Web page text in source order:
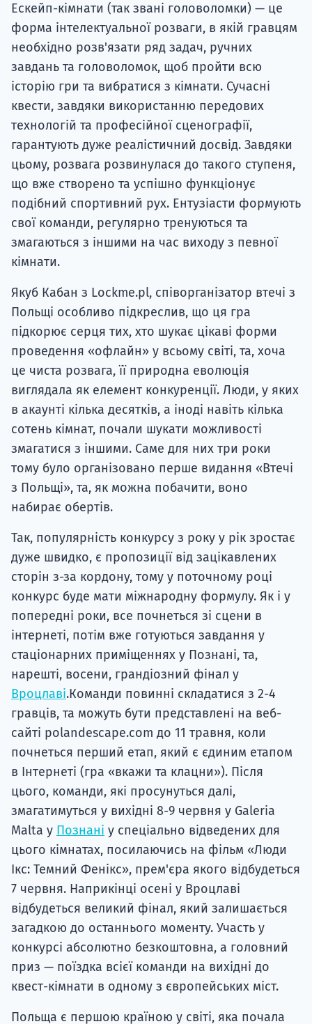
Ескейп-кімнати (так звані головоломки) — це
форма інтелектуальної розваги, в якій гравцям
необхідно розв'язати ряд задач, ручних
завдань та головоломок, щоб пройти всю
історію гри та вибратися з кімнати. Сучасні
квести, завдяки використанню передових
технологій та професійної сценографії,
гарантують дуже реалістичний досвід. Завдяки
цьому, розвага розвинулася до такого ступеня,
що вже створено та успішно функціонує
подібний спортивний рух. Ентузіасти формують
свої команди, регулярно тренуються та
змагаються з іншими на час виходу з певної
кімнати.
Якуб Кабан з Lockme.pl, співорганізатор втечі з
Польщі особливо підкреслив, що ця гра
підкорює серця тих, хто шукає цікаві форми
проведення «офлайн» у всьому світі, та, хоча
це чиста розвага, її природна еволюція
виглядала як елемент конкуренції. Люди, у яких
в акаунті кілька десятків, а іноді навіть кілька
сотень кімнат, почали шукати можливості
змагатися з іншими. Саме для них три роки
тому було організовано перше видання «Втечі
з Польщі», та, як можна побачити, воно
набирає обертів.
Так, популярність конкурсу з року у рік зростає
дуже швидко, є пропозиції від зацікавлених
сторін з-за кордону, тому у поточному році
конкурс буде мати міжнародну формулу. Як і у
попередні роки, все почнеться зі сцени в
інтернеті, потім вже готуються завдання у
стаціонарних приміщеннях у Познані, та,
нарешті, восени, грандіозний фінал у
Вроцлаві.Команди повинні складатися з 2-4
гравців, та можуть бути представлені на веб-
сайті polandescape.com до 11 травня, коли
почнеться перший етап, який є єдиним етапом
в Інтернеті (гра «вкажи та клацни»). Після
цього, команди, які просунуться далі,
змагатимуться у вихідні 8-9 червня у Galeria
Malta у Познані у спеціально відведених для
цього кімнатах, посилаючись на фільм «Люди
Ікс: Темний Фенікс», прем'єра якого відбудеться
7 червня. Наприкінці осені у Вроцлаві
відбудеться великий фінал, який залишається
загадкою до останнього моменту. Участь у
конкурсі абсолютно безкоштовна, а головний
приз — поїздка всієї команди на вихідні до
квест-кімнати в одному з європейських міст.
Польща є першою країною у світі, яка почала